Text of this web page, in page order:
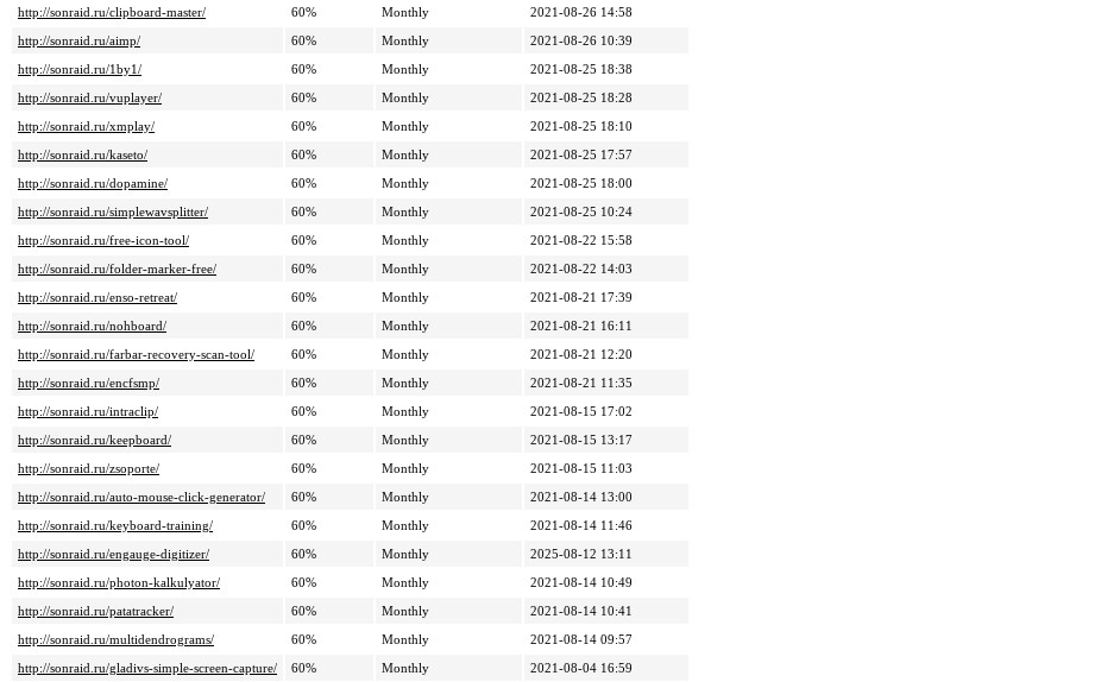
http://sonraid.ru/clipboard-master/
60% Monthly
2021-08-26 14:58
http://sonraid.ru/aimp/
60% Monthly
2021-08-26 10:39
http://sonraid.ru/1by1/
60% Monthly
2021-08-25 18:38
http://sonraid.ru/vuplayer/
60% Monthly
2021-08-25 18:28
http://sonraid.ru/xmplay/
60% Monthly
2021-08-25 18:10
http://sonraid.ru/kaseto/
60% Monthly
2021-08-25 17:57
http://sonraid.ru/dopamine/
60% Monthly
2021-08-25 18:00
http://sonraid.ru/simplewavsplitter/
60% Monthly
2021-08-25 10:24
http://sonraid.ru/free-icon-tool/
60% Monthly
2021-08-22 15:58
http://sonraid.ru/folder-marker-free/
60% Monthly
2021-08-22 14:03
http://sonraid.ru/enso-retreat/
60% Monthly
2021-08-21 17:39
http://sonraid.ru/nohboard/
60% Monthly
2021-08-21 16:11
http://sonraid.ru/farbar-recovery-scan-tool/
60% Monthly
2021-08-21 12:20
http://sonraid.ru/encfsmp/
60% Monthly
2021-08-21 11:35
http://sonraid.ru/intraclip/
60% Monthly
2021-08-15 17:02
http://sonraid.ru/keepboard/
60% Monthly
2021-08-15 13:17
http://sonraid.ru/zsoporte/
60% Monthly
2021-08-15 11:03
http://sonraid.ru/auto-mouse-click-generator/
60% Monthly
2021-08-14 13:00
http://sonraid.ru/keyboard-training/
60% Monthly
2021-08-14 11:46
http://sonraid.ru/engauge-digitizer/
60% Monthly
2025-08-12 13:11
http://sonraid.ru/photon-kalkulyator/
60% Monthly
2021-08-14 10:49
http://sonraid.ru/patatracker/
60% Monthly
2021-08-14 10:41
http://sonraid.ru/multidendrograms/
60% Monthly
2021-08-14 09:57
http://sonraid.ru/gladivs-simple-screen-capture/
60% Monthly 2021-08-04 16:59